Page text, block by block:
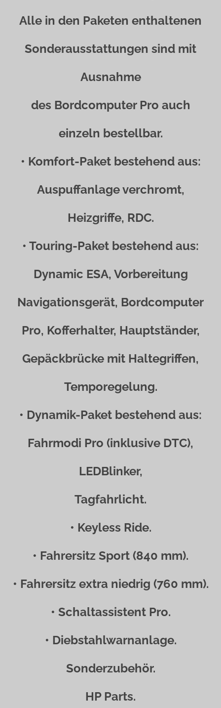
Alle in den Paketen enthaltenen
Sonderausstattungen sind mit
Ausnahme
des Bordcomputer Pro auch
einzeln bestellbar.
• Komfort-Paket bestehend aus:
Auspuffanlage verchromt,
Heizgriffe, RDC.
• Touring-Paket bestehend aus:
Dynamic ESA, Vorbereitung
Navigationsgerät, Bordcomputer
Pro, Kofferhalter, Hauptständer,
Gepäckbrücke mit Haltegriffen,
Temporegelung.
• Dynamik-Paket bestehend aus:
Fahrmodi Pro (inklusive DTC),
LEDBlinker,
Tagfahrlicht.
• Keyless Ride.
• Fahrersitz Sport (840 mm).
• Fahrersitz extra niedrig (760 mm).
• Schaltassistent Pro.
• Diebstahlwarnanlage.
Sonderzubehör.
HP Parts.